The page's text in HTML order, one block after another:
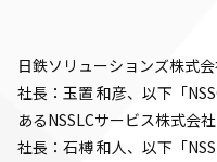
日鉄ソリューションズ株式
社長：玉置 和彦、以下「
あるNSSLCサービス株式会
社長：石榑 和人、以下「